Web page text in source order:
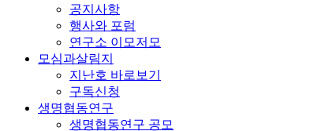
공지사항
행사와 포럼
연구소 이모저모
모심과살림지
지난호 바로보기
구독신청
생명협동연구
생명협동연구 공모